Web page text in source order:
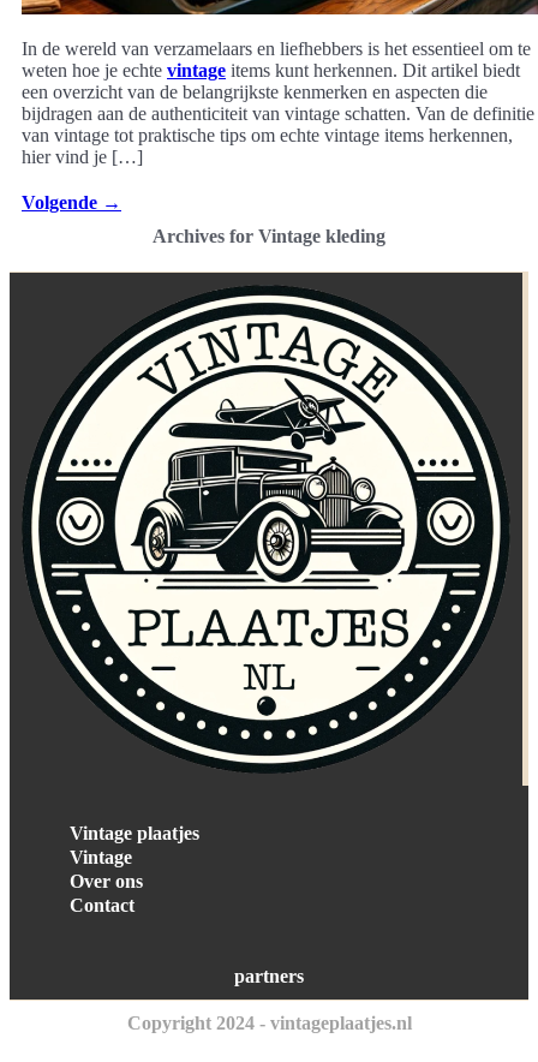
In de wereld van verzamelaars en liefhebbers is het essentieel om te
weten hoe je echte vintage items kunt herkennen. Dit artikel biedt
een overzicht van de belangrijkste kenmerken en aspecten die
bijdragen aan de authenticiteit van vintage schatten. Van de definitie
van vintage tot praktische tips om echte vintage items herkennen,
hier vind je […]
Volgende →
Archives for Vintage kleding
Vintage plaatjes
Vintage
Over ons
Contact
partners
Copyright 2024 - vintageplaatjes.nl